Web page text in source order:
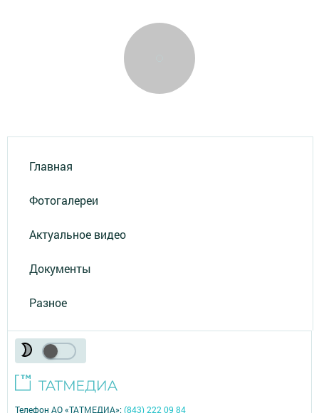
Главная
Фотогалереи
Актуальное видео
Документы
Разное
Телефон АО «ТАТМЕДИА»:(843) 222 09 84